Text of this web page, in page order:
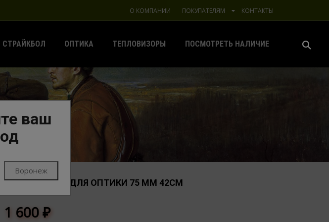
О КОМПАНИИ ПОКУПАТЕЛЯМ КОНТАКТЫ
СТРАЙКБОЛ ОПТИКА ТЕПЛОВИЗОРЫ ПОСМОТРЕТЬ НАЛИЧИЕ
ваш
Воронеж
/4021-2/ТУБУС ДЛЯ ОПТИКИ 75 ММ 42СМ
1 600₽